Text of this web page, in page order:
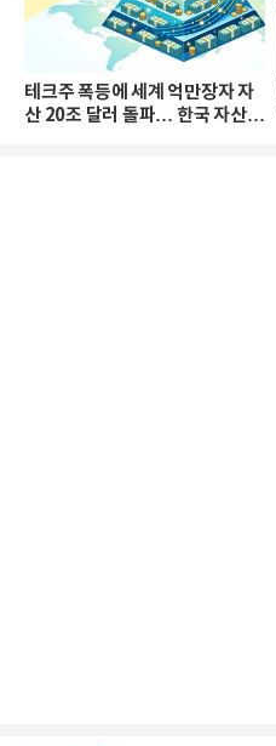
테크주 폭등에 세계 억만장자 자
산 20조 달러 돌파… 한국 자산